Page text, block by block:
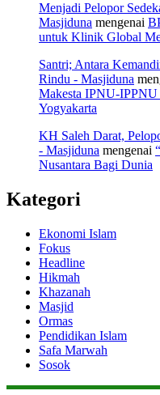
Menjadi Pelopor
Masjiduna mengenai
untuk Klinik Global
Santri; Antara
Rindu - Masjiduna
Makesta IPNU-
Yogyakarta
KH Saleh Darat,
- Masjiduna mengenai
Nusantara Bagi Dunia
Kategori
Ekonomi Islam
Fokus
Headline
Hikmah
Khazanah
Masjid
Ormas
Pendidikan Islam
Safa Marwah
Sosok